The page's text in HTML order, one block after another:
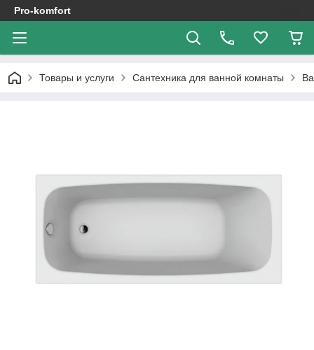
Pro-komfort
Товары и услуги Сантехника для ванной комнаты